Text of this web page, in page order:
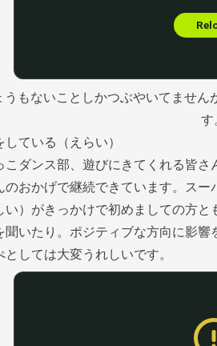
うもないことしかつぶやいてませ
す。
ている（えらい）
こダンス部、遊びにきてくれる皆
のおかげで継続できています。ス
い）がきっかけで初めましての方
聞いたり。ポジティブな方向に影
としては大変うれしいです。